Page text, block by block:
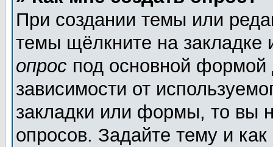
При создании темы или
темы щёлкните на
опрос под основной
зависимости от
закладки или формы, то вы
опросов. Задайте тему и